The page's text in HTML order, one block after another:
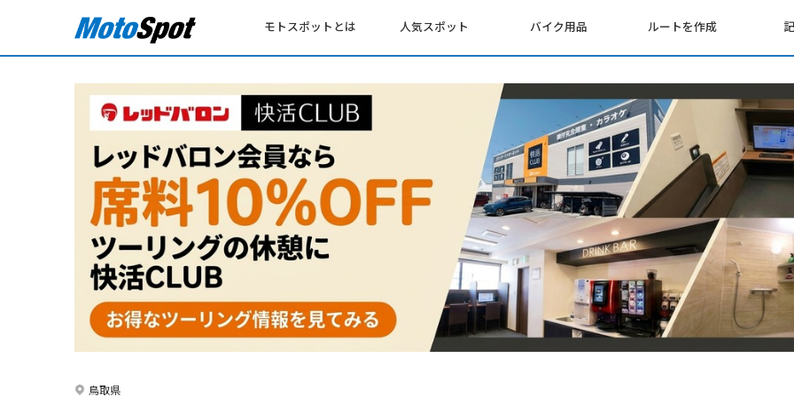
モトスポットとは 人気スポット バイク用品 ルートを作成
鳥取県